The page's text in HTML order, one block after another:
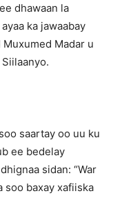
dhawaan la
ka jawaabay
Madar u
saartay oo uu ku
ee bedelay
sidan: “War
soo baxay xafiiska